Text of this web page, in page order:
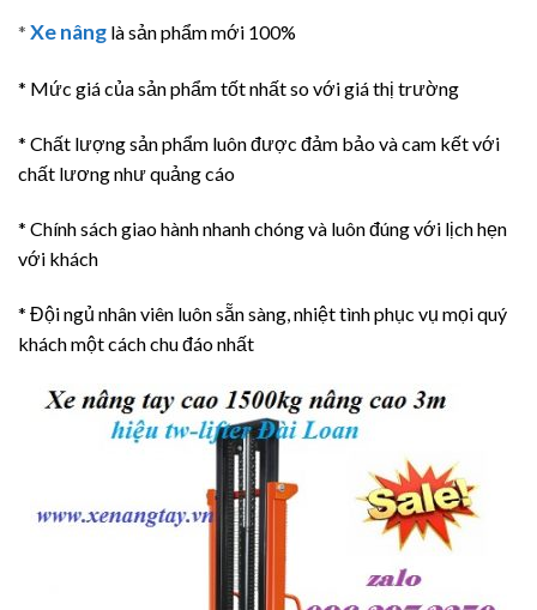
* Xe nâng là sản phẩm mới 100%
* Mức giá của sản phẩm tốt nhất so với giá thị trường
* Chất lượng sản phẩm luôn được đảm bảo và cam kết với
chất lương như quảng cáo
* Chính sách giao hành nhanh chóng và luôn đúng với lịch hẹn
với khách
* Đội ngủ nhân viên luôn sẵn sàng, nhiệt tình phục vụ mọi quý
khách một cách chu đáo nhất